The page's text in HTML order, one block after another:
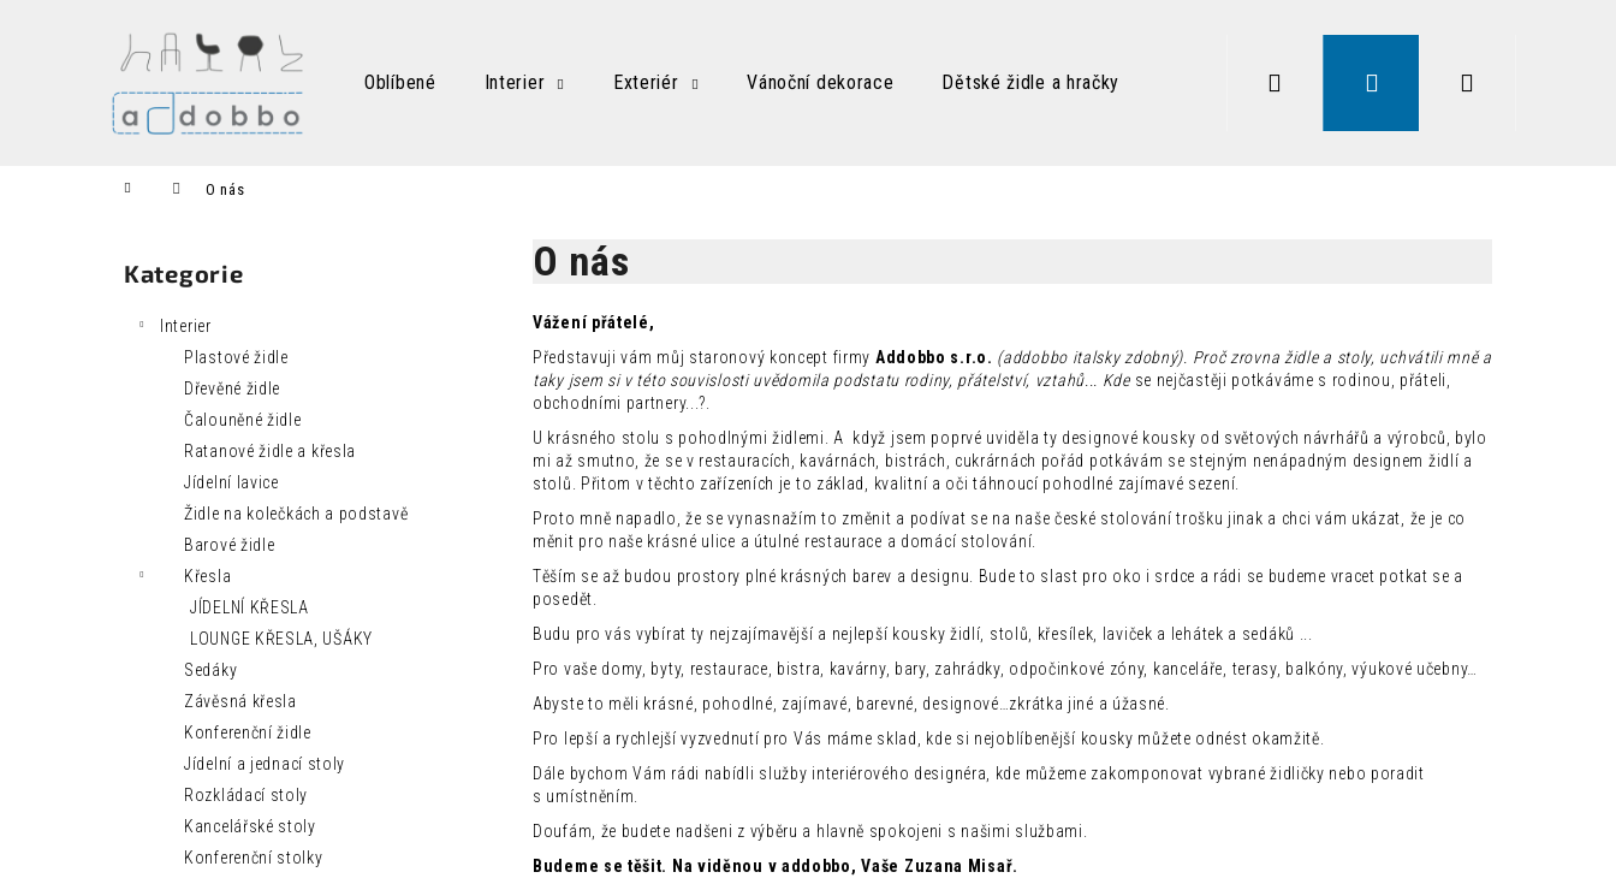
Oblíbené Interier Exteriér Vánoční dekorace Dětské židle a hračky Zdravé sezení Doplňky Lampy
Přihlášení
Domů O nás
Přeskočit
kategorie
Kategorie
Interier
Plastové židle
Dřevěné židle
Čalouněné židle
Ratanové židle a křesla
Jídelní lavice
Židle na kolečkách a podstavě
Barové židle
Křesla
JÍDELNÍ KŘESLA
LOUNGE KŘESLA, UŠÁKY
Sedáky
Závěsná křesla
Konferenční židle
Jídelní a jednací stoly
Rozkládací stoly
Kancelářské stoly
Konferenční stolky
O nás
Vážení přátelé,
Představuji vám můj staronový koncept firmy Addobbo s.r.o. (addobbo italsky zdobný). Proč zrovna židle a stoly, uchvátili mně a
taky jsem si v této souvislosti uvědomila podstatu rodiny, přátelství, vztahů... Kdese nejčastěji potkáváme s rodinou, přáteli,
obchodními partnery...?.
U krásného stolu s pohodlnými židlemi. A když jsem poprvé uviděla ty designové kousky od světových návrhářů a výrobců, bylo
mi až smutno, že se v restauracích, kavárnách, bistrách, cukrárnách pořád potkávám se stejným nenápadným designem židlí a
stolů. Přitom v těchto zařízeních je to základ, kvalitní a oči táhnoucí pohodlné zajímavé sezení.
Proto mně napadlo, že se vynasnažím to změnit a podívat se na naše české stolování trošku jinak a chci vám ukázat, že je co
měnit pro naše krásné ulice a útulné restaurace a domácí stolování.
Těším se až budou prostory plné krásných barev a designu. Bude to slast pro oko i srdce a rádi se budeme vracet potkat se a
posedět.
Budu pro vás vybírat ty nejzajímavější a nejlepší kousky židlí, stolů, křesílek, laviček a lehátek a sedáků ...
Pro vaše domy, byty, restaurace, bistra, kavárny, bary, zahrádky, odpočinkové zóny, kanceláře, terasy, balkóny, výukové učebny…
Abyste to měli krásné, pohodlné, zajímavé, barevné, designové…zkrátka jiné a úžasné.
Pro lepší a rychlejší vyzvednutí pro Vás máme sklad, kde si nejoblíbenější kousky můžete odnést okamžitě.
Dále bychom Vám rádi nabídli služby interiérového designéra, kde můžeme zakomponovat vybrané židličky nebo poradit
s umístněním.
Doufám, že budete nadšeni z výběru a hlavně spokojeni s našimi službami.
Budeme se těšit. Na viděnou v addobbo, Vaše Zuzana Misař.
Doporučujeme
Následující
MODERNÍ LEHÁTKO IBIZA SUN
9 150 Kč
DESIGNOVÁ BAROVÁ ŽIDLE NONO
3 360 Kč
Původně:
MODERNÍ JÍDELNÍ ŽIDLE ZAHIRA 2 KUSY
2 500 Kč